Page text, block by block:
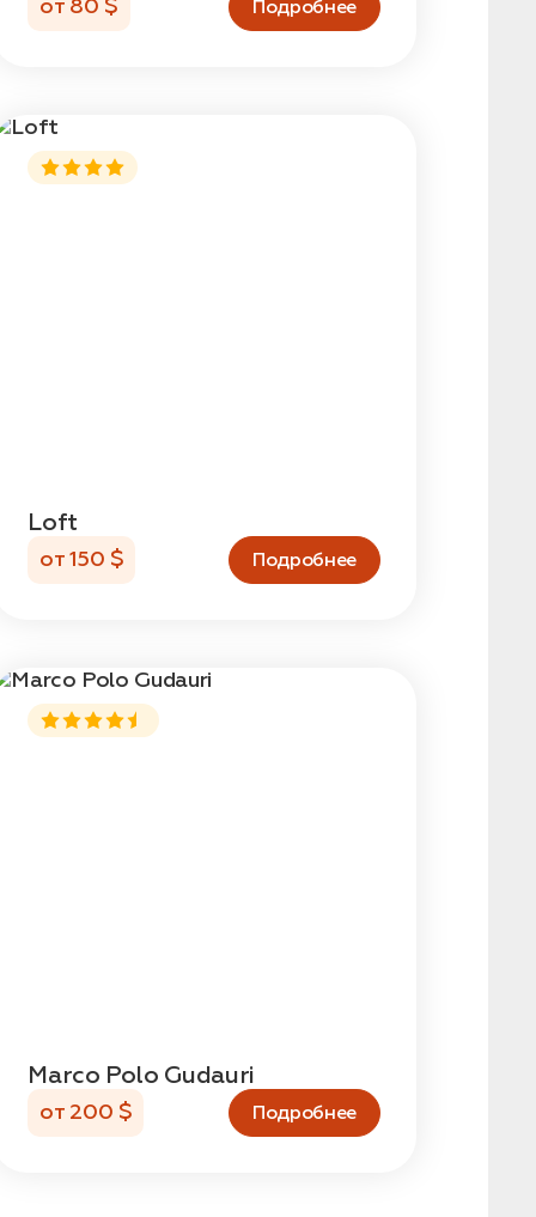
от 80 $ Подробнее
Loft
от 150 $ Подробнее
Marco Polo Gudauri
от 200 $ Подробнее